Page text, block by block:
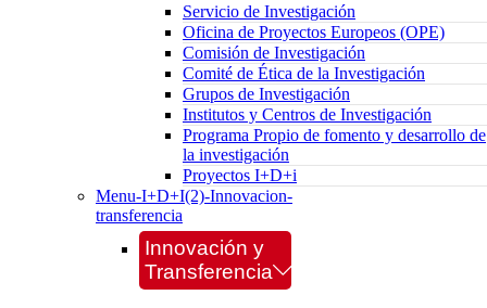
Servicio de Investigación
Oficina de Proyectos Europeos (OPE)
Comisión de Investigación
Comité de Ética de la Investigación
Grupos de Investigación
Institutos y Centros de Investigación
Programa Propio de fomento y desarrollo de
la investigación
Proyectos I+D+i
Menu-I+D+I(2)-Innovacion-
transferencia
Innovación y
Transferencia